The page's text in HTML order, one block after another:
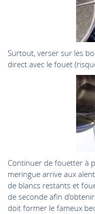
Surtout, verser sur les
direct avec le fouet
Continuer de fouetter à
meringue arrive aux
de blancs restants et
de seconde afin
doit former le fameux